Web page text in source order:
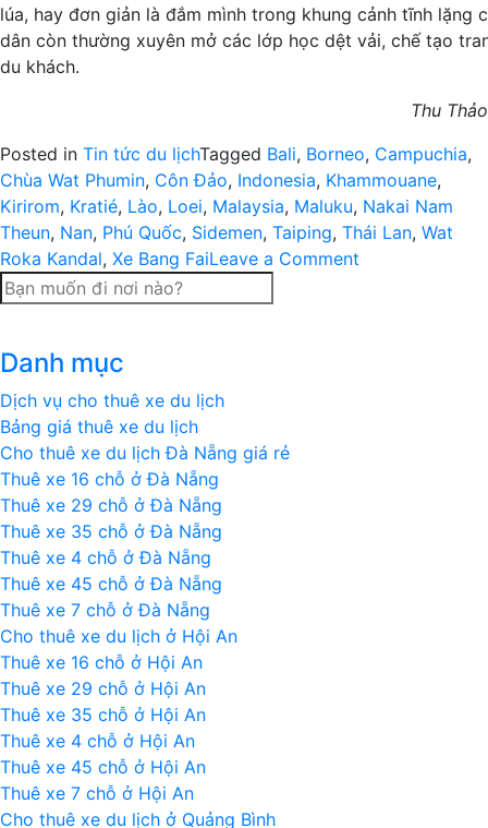
lúa, hay đơn giản là đắm mình trong khung cảnh tĩnh lặng
dân còn thường xuyên mở các lớp học dệt vải, chế tạo
du khách.
Thu Thảo
Posted in Tin tức du lịchTagged Bali, Borneo, Campuchia,
Chùa Wat Phumin, Côn Đảo, Indonesia, Khammouane,
Kirirom, Kratié, Lào, Loei, Malaysia, Maluku, Nakai Nam
Theun, Nan, Phú Quốc, Sidemen, Taiping, Thái Lan, Wat
Roka Kandal, Xe Bang FaiLeave a Comment
Danh mục
Dịch vụ cho thuê xe du lịch
Bảng giá thuê xe du lịch
Cho thuê xe du lịch Đà Nẵng giá rẻ
Thuê xe 16 chỗ ở Đà Nẵng
Thuê xe 29 chỗ ở Đà Nẵng
Thuê xe 35 chỗ ở Đà Nẵng
Thuê xe 4 chỗ ở Đà Nẵng
Thuê xe 45 chỗ ở Đà Nẵng
Thuê xe 7 chỗ ở Đà Nẵng
Cho thuê xe du lịch ở Hội An
Thuê xe 16 chỗ ở Hội An
Thuê xe 29 chỗ ở Hội An
Thuê xe 35 chỗ ở Hội An
Thuê xe 4 chỗ ở Hội An
Thuê xe 45 chỗ ở Hội An
Thuê xe 7 chỗ ở Hội An
Cho thuê xe du lịch ở Quảng Bình